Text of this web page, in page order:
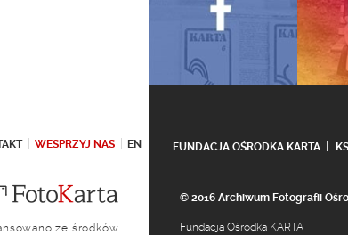
WESPRZYJ NAS EN FUNDACJA OŚRODKA KARTA
ze środków
© 2016 Archiwum Fotografii
Fundacja Ośrodka KARTA